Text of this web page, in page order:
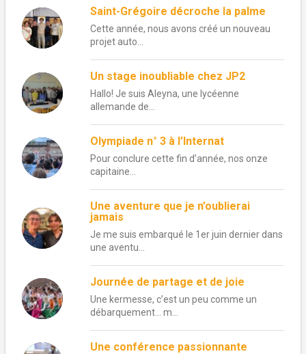
Saint-Grégoire décroche la palme
Cette année, nous avons créé un nouveau
projet auto...
Un stage inoubliable chez JP2
Hallo! Je suis Aleyna, une lycéenne
allemande de...
Olympiade n° 3 à l’Internat
Pour conclure cette fin d’année, nos onze
capitaine...
Une aventure que je n’oublierai
jamais
Je me suis embarqué le 1er juin dernier dans
une aventu...
Journée de partage et de joie
Une kermesse, c’est un peu comme un
débarquement… m...
Une conférence passionnante